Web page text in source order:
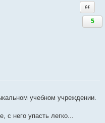
5
учебном учреждении.
с него упасть легко...